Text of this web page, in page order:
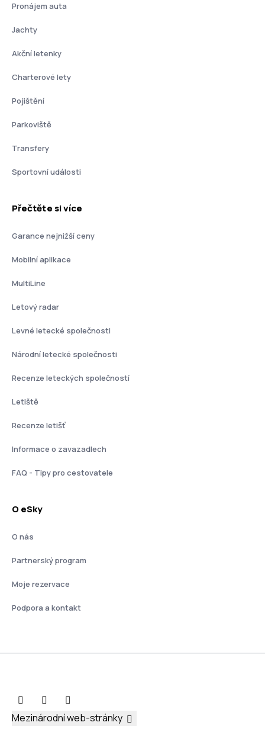
Pronájem auta
Jachty
Akční letenky
Charterové lety
Pojištění
Parkoviště
Transfery
Sportovní události
Přečtěte si více
Garance nejnižší ceny
Mobilní aplikace
MultiLine
Letový radar
Levné letecké společnosti
Národní letecké společnosti
Recenze leteckých společností
Letiště
Recenze letišť
Informace o zavazadlech
FAQ - Tipy pro cestovatele
O eSky
O nás
Partnerský program
Moje rezervace
Podpora a kontakt
Mezinárodní web-stránky